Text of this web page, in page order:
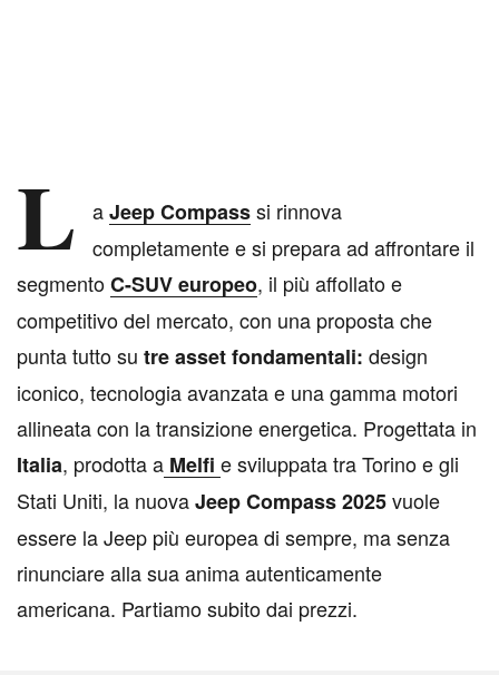
L aJeep Compasssi rinnova
completamente e si prepara ad affrontare il
segmentoC-SUV europeo, il più affollato e
competitivo del mercato, con una proposta che
punta tutto su tre asset fondamentali: design
iconico, tecnologia avanzata e una gamma motori
allineata con la transizione energetica. Progettata in
Italia, prodotta a Melfi e sviluppata tra Torino e gli
Stati Uniti, la nuovaJeep Compass 2025vuole
essere la Jeep più europea di sempre, ma senza
rinunciare alla sua anima autenticamente
americana. Partiamo subito dai prezzi.